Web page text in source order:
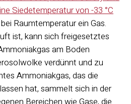
Siedetemperatur von -33 °C
Raumtemperatur ein Gas.
ist, kann sich freigesetztes
am Boden
verdünnt und zu
Ammoniakgas, das die
hat, sammelt sich in der